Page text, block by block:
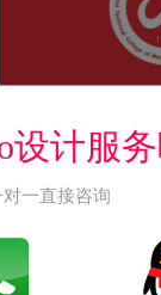
计服务
一直接咨询